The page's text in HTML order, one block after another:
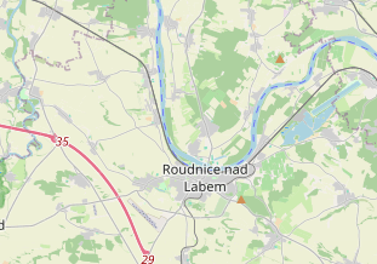
Bývalá kašna u křižovatky v Mostecké ulici
před domem čp. 2150 v Litvínově
Kamenná nádrž na vodu před kostelem
svatých Šimona a Judy v Lipové u Šluknova
Kašna na náměstí ve Chřibské
Kašna v bývalém parku ve Sládkově ulici u
Domova seniorů v České Kamenici
Fontána u podchodu na konci promenády u